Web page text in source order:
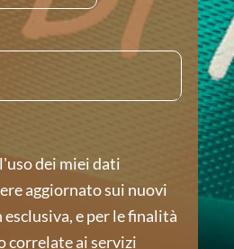
dei miei dati
aggiornato sui nuovi
e per le finalità
correlate ai servizi